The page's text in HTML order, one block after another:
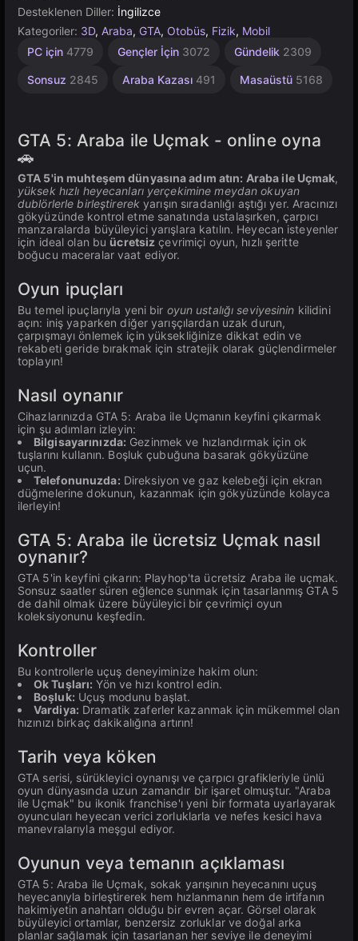
Desteklenen Diller: İngilizce
Kategoriler: 3D, Araba, GTA, Otobüs, Fizik, Mobil
PC için 4779 Gençler İçin 3072 Gündelik 2309
Sonsuz 2845 Araba Kazası 491 Masaüstü 5168
Yüksek
3569
Tarayıcı
Unity
3172
GTA 5: Araba ile Uçmak - online oyna
🚗
GTA 5'in muhteşem dünyasına adım atın: Araba ile Uçmak,
yüksek hızlı heyecanları yerçekimine meydan okuyan
dublörlerle birleştirerek yarışın sıradanlığı aştığı yer. Aracınızı
gökyüzünde kontrol etme sanatında ustalaşırken, çarpıcı
manzaralarda büyüleyici yarışlara katılın. Heyecan isteyenler
için ideal olan bu ücretsiz çevrimiçi oyun, hızlı şeritte
boğucu maceralar vaat ediyor.
Oyun ipuçları
Bu temel ipuçlarıyla yeni bir oyun ustalığı seviyesinin kilidini
açın: iniş yaparken diğer yarışçılardan uzak durun,
çarpışmayı önlemek için yüksekliğinize dikkat edin ve
rekabeti geride bırakmak için stratejik olarak güçlendirmeler
toplayın!
Nasıl oynanır
Cihazlarınızda GTA 5: Araba ile Uçmanın keyfini çıkarmak
için şu adımları izleyin:
Bilgisayarınızda: Gezinmek ve hızlandırmak için ok
tuşlarını kullanın. Boşluk çubuğuna basarak gökyüzüne
uçun.
Telefonunuzda: Direksiyon ve gaz kelebeği için ekran
düğmelerine dokunun, kazanmak için gökyüzünde kolayca
ilerleyin!
GTA 5: Araba ile ücretsiz Uçmak nasıl
oynanır?
GTA 5'in keyfini çıkarın: Playhop'ta ücretsiz Araba ile uçmak.
Sonsuz saatler süren eğlence sunmak için tasarlanmış GTA 5
de dahil olmak üzere büyüleyici bir çevrimiçi oyun
koleksiyonunu keşfedin.
Kontroller
Bu kontrollerle uçuş deneyiminize hakim olun:
Ok Tuşları: Yön ve hızı kontrol edin.
Boşluk: Uçuş modunu başlat.
Vardiya: Dramatik zaferler kazanmak için mükemmel olan
hızınızı birkaç dakikalığına artırın!
Tarih veya köken
GTA serisi, sürükleyici oynanışı ve çarpıcı grafikleriyle ünlü
oyun dünyasında uzun zamandır bir işaret olmuştur. "Araba
ile Uçmak" bu ikonik franchise'ı yeni bir formata uyarlayarak
oyuncuları heyecan verici zorluklarla ve nefes kesici hava
manevralarıyla meşgul ediyor.
Oyunun veya temanın açıklaması
GTA 5: Araba ile Uçmak, sokak yarışının heyecanını uçuş
heyecanıyla birleştirerek hem hızlanmanın hem de irtifanın
hakimiyetin anahtarı olduğu bir evren açar. Görsel olarak
büyüleyici ortamlar, benzersiz zorluklar ve doğal arka
planlar sağlamak için tasarlanan her seviye ile deneyimi